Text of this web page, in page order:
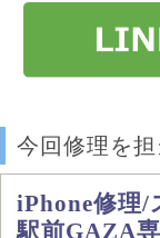
今回修理を
iPhone修理/
駅前GAZA